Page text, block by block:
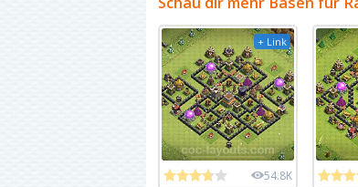
+ Link
54.8K